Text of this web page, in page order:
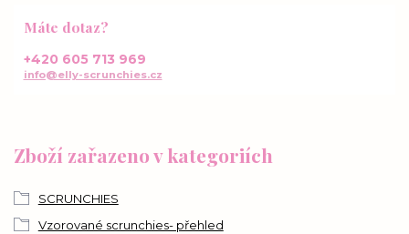
Zboží zařazeno v kategoriích
SCRUNCHIES
Vzorované scrunchies- přehled
Máte dotaz?
+420 605 713 969
info@elly-scrunchies.cz